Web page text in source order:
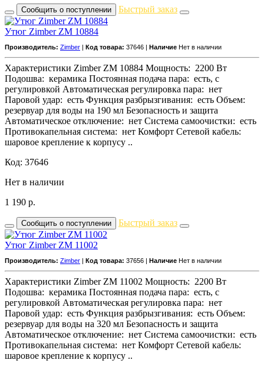
Сообщить о поступлении Быстрый заказ
Утюг Zimber ZM 10884
Производитель: Zimber Код товара: 37646 | Наличие Нет в наличии
Характеристики Zimber ZM 10884 Мощность: 2200 Вт
Подошва: керамика Постоянная подача пара: есть, с
регулировкой Автоматическая регулировка пара: нет
Паровой удар: есть Функция разбрызгивания: есть Объем:
резервуар для воды на 190 мл Безопасность и защита
Автоматическое отключение: нет Система самоочистки: есть
Противокапельная система: нет Комфорт Сетевой кабель:
шаровое крепление к корпусу ..
Код: 37646
Нет в наличии
1 190 р.
Сообщить о поступлении Быстрый заказ
Утюг Zimber ZM 11002
Производитель: Zimber Код товара: 37656 | Наличие Нет в наличии
Характеристики Zimber ZM 11002 Мощность: 2200 Вт
Подошва: керамика Постоянная подача пара: есть, с
регулировкой Автоматическая регулировка пара: нет
Паровой удар: есть Функция разбрызгивания: есть Объем:
резервуар для воды на 320 мл Безопасность и защита
Автоматическое отключение: нет Система самоочистки: есть
Противокапельная система: нет Комфорт Сетевой кабель:
шаровое крепление к корпусу ..